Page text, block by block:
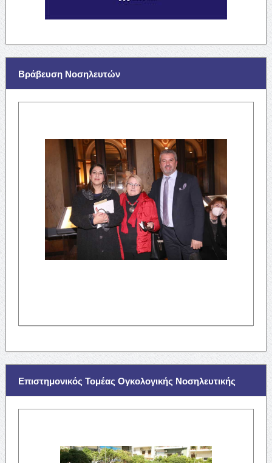
Βράβευση Νοσηλευτών
Επιστημονικός Τομέας Ογκολογικής Νοσηλευτικής